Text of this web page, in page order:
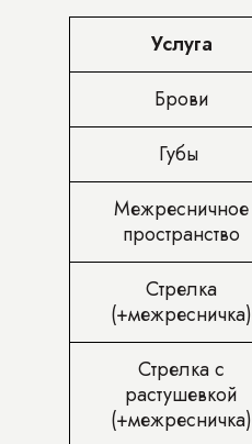
Услуга
Брови
Губы
Межресничное
пространство
Стрелка
(+межресничка)
Стрелка с
растушевкой
(+межресничка)